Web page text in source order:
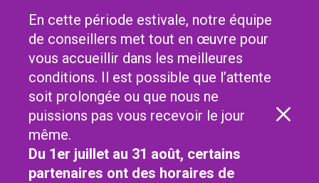
En cette période estivale, notre équipe
de conseillers met tout en œuvre pour
vous accueillir dans les meilleures
conditions. Il est possible que l’attente
soit prolongée ou que nous ne
puissions pas vous recevoir le jour
même.
Du 1er juillet au 31 août, certains
partenaires ont des horaires de